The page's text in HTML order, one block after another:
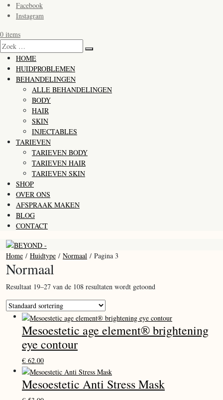
Facebook
Instagram
0 items
HOME
HUIDPROBLEMEN
BEHANDELINGEN
ALLE BEHANDELINGEN
BODY
HAIR
SKIN
INJECTABLES
TARIEVEN
TARIEVEN BODY
TARIEVEN HAIR
TARIEVEN SKIN
SHOP
OVER ONS
AFSPRAAK MAKEN
BLOG
CONTACT
Home / Huidtype / Normaal / Pagina 3
Normaal
Resultaat 19–27 van de 108 resultaten wordt getoond
Mesoestetic age element® brightening
eye contour
€ 62.00
Mesoestetic Anti Stress Mask